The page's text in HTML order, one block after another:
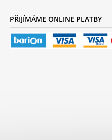
PŘIJÍMÁME ONLINE PLATBY